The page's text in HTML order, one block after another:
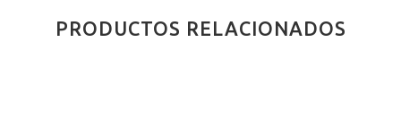
PRODUCTOS RELACIONADOS